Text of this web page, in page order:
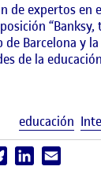
de expertos en
de Barcelona y
de la
educación
Bluesky LinkedIn